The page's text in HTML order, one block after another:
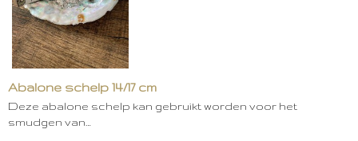
Abalone schelp 14/17 cm
Deze abalone schelp kan gebruikt worden voor het
smudgen van…